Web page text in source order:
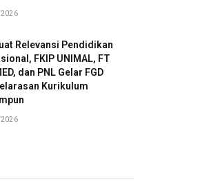
Relevansi Pendidikan
FKIP UNIMAL, FT
dan PNL Gelar FGD
Kurikulum